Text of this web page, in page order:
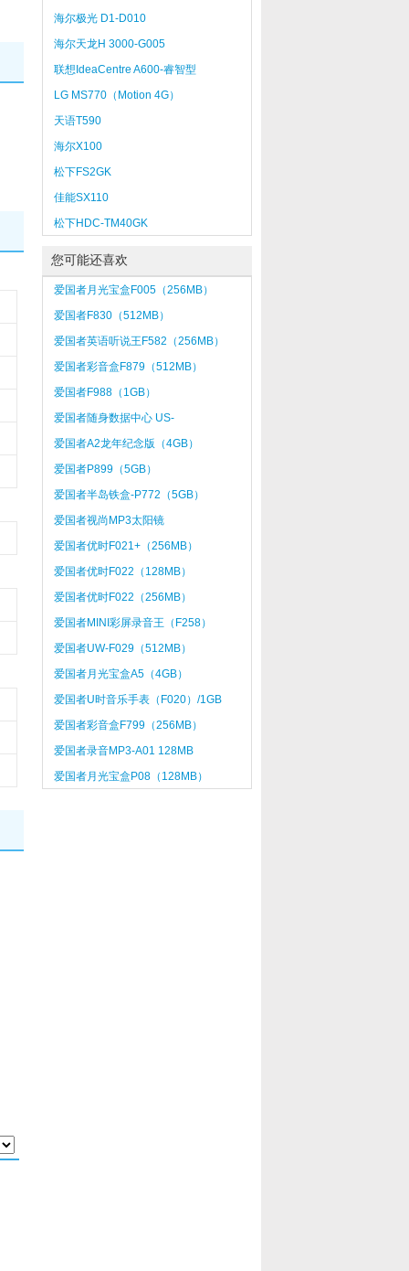
海尔极光 D1-D010
海尔天龙H 3000-G005
联想IdeaCentre A600-睿智型
（T4500）
LG MS770（Motion 4G）
天语T590
海尔X100
松下FS2GK
佳能SX110
松下HDC-TM40GK
您可能还喜欢
爱国者月光宝盒F005（256MB）
爱国者F830（512MB）
爱国者英语听说王F582（256MB）
爱国者彩音盒F879（512MB）
爱国者F988（1GB）
爱国者随身数据中心 US-
P200L（128MB）
爱国者A2龙年纪念版（4GB）
爱国者P899（5GB）
爱国者半岛铁盒-P772（5GB）
爱国者视尚MP3太阳镜
F566（256MB）
爱国者优时F021+（256MB）
爱国者优时F022（128MB）
爱国者优时F022（256MB）
爱国者MINI彩屏录音王（F258）
（512MB）
爱国者UW-F029（512MB）
爱国者月光宝盒A5（4GB）
爱国者U时音乐手表（F020）/1GB
爱国者彩音盒F799（256MB）
爱国者录音MP3-A01 128MB
爱国者月光宝盒P08（128MB）